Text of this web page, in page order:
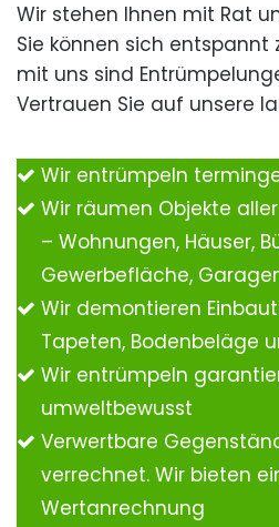
Wir stehen Ihnen mit Rat
Sie können sich entspannt
mit uns sind
Vertrauen Sie auf unsere
Wir entrümpeln
Wir räumen Objekte
– Wohnungen, Häuser,
Gewerbefläche,
Wir demontieren
Tapeten, Bodenbeläge
Wir entrümpeln
umweltbewusst
Verwertbare
verrechnet. Wir bieten
Wertanrechnung